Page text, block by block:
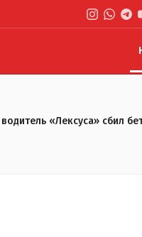
«Лексуса» сбил